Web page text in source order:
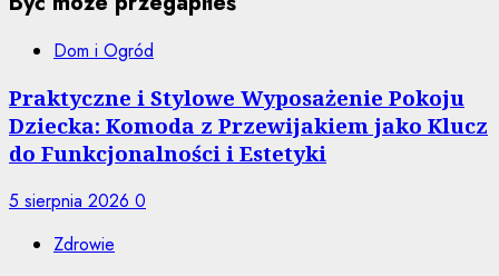
Dom i Ogród
Praktyczne i Stylowe Wyposażenie Pokoju
Dziecka: Komoda z Przewijakiem jako Klucz
do Funkcjonalności i Estetyki
5 sierpnia 2026 0
Zdrowie